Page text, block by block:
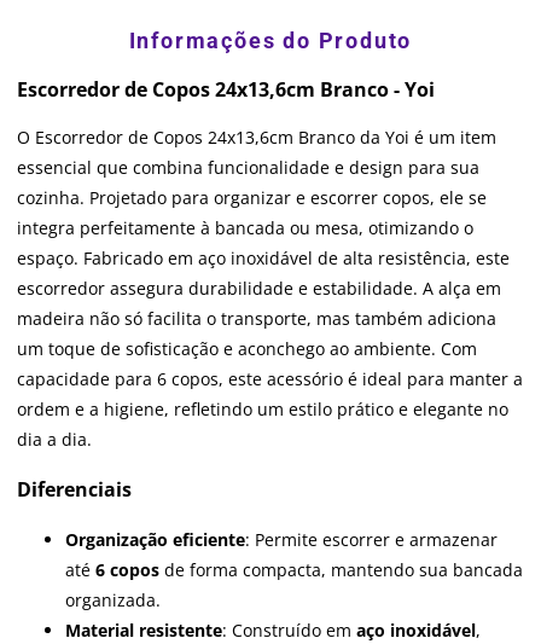
Escorredor de Copos 24x13,6cm Branco - Yoi
O Escorredor de Copos 24x13,6cm Branco da Yoi é um item
essencial que combina funcionalidade e design para sua
cozinha. Projetado para organizar e escorrer copos, ele se
integra perfeitamente à bancada ou mesa, otimizando o
espaço. Fabricado em aço inoxidável de alta resistência, este
escorredor assegura durabilidade e estabilidade. A alça em
madeira não só facilita o transporte, mas também adiciona
um toque de sofisticação e aconchego ao ambiente. Com
capacidade para 6 copos, este acessório é ideal para manter a
ordem e a higiene, refletindo um estilo prático e elegante no
dia a dia.
Diferenciais
Organização eficiente: Permite escorrer e armazenar
até 6 copos de forma compacta, mantendo sua bancada
organizada.
Material resistente: Construído em aço inoxidável,